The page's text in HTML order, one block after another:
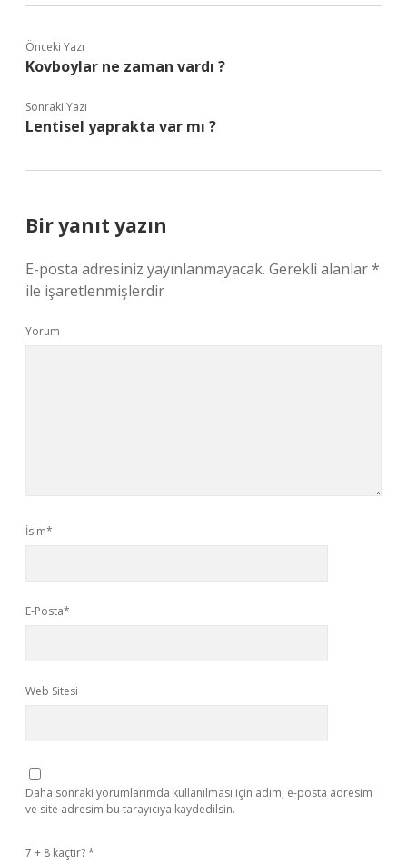
Önceki Yazı
Kovboylar ne zaman vardı ?
Sonraki Yazı
Lentisel yaprakta var mı ?
Bir yanıt yazın
E-posta adresiniz yayınlanmayacak. Gerekli alanlar*
ile işaretlenmişlerdir
Yorum
İsim*
E-Posta*
Web Sitesi
Daha sonraki yorumlarımda kullanılması için adım, e-posta adresim
ve site adresim bu tarayıcıya kaydedilsin.
7 + 8 kaçtır?*